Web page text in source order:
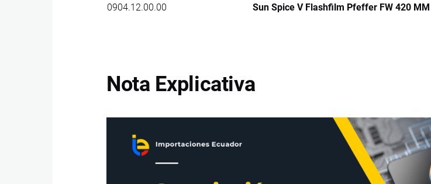
0904.12.00.00
Sun Spice V Flashfilm Pfeffer FW 420 MM
Nota Explicativa